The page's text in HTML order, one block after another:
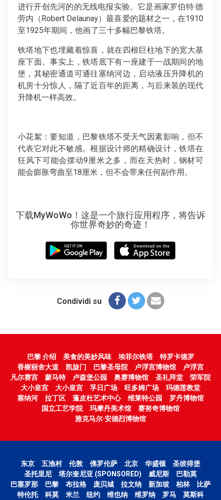
进行开创先河的的无线电报实验。它是画家罗伯特·德
劳内（Robert Delaunay）最喜爱的题材之一，在1910
至1925年期间，他画了三十多幅巴黎铁塔。
铁塔地下也埋藏着惊喜，就在四根巨柱地下的宽大基
座下面。事实上，铁塔底下有一座建于一战期间的地
堡，其秘密通道可通往塞纳河边，启动液压升降机的
机房十分惊人，隔了近百年的距离，与后来装的现代
升降机一样高效。
小花絮：要知道，巴黎铁塔不受天气因素影响，但不
代表它对此不敏感。根据设计师的精确设计，铁塔在
狂风下可能会摆动9厘米之多，而在天热时，钢材可
能会膨胀弯曲至18厘米，但不会带来任何副作用。
下载MyWoWo！这是一个旅行应用程序，将告诉
你世界奇妙的奇迹！
Condividi su
巴黎 介绍 美食的美妙风味 埃菲尔铁塔
特罗卡德罗
香榭丽舍大道
凯旋门 巴黎圣母院 卢浮宫博物馆
卢浮宫
凡尔赛宫
蒙马特 卢森堡公园 奥赛博物馆 圣礼拜堂
荣军院
大小皇宫
大小皇宫 孚日广场 旺多姆广场
玛德莲教堂
塞纳河
拉丁区 蓬皮杜艺术中心 维莱特公园
罗丹博物馆
国立工艺学院
玛摩丹美术馆
赛努奇博物馆
雅克马尔·安德烈博物馆
东京 五渔村 伦敦 佛罗伦萨 北京 华盛顿
圣彼得堡
圣托里尼
塔尔奎尼亚 (SPONSORED) 威尼斯
巴勒莫
巴塞罗那
巴黎 布拉格 庞贝城 拉文纳 新加坡 柏林
比萨
特伦托
科莫 米兰 纽约 维也纳 维罗纳 罗马 莫斯科